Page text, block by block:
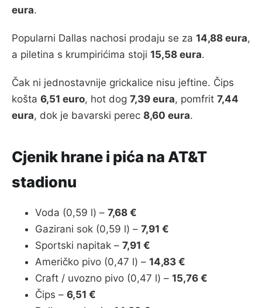
eura.
Popularni Dallas nachosi prodaju se za 14,88 eura,
a piletina s krumpirićima stoji 15,58 eura.
Čak ni jednostavnije grickalice nisu jeftine. Čips
košta 6,51 euro, hot dog 7,39 eura, pomfrit 7,44
eura, dok je bavarski perec 8,60 eura.
Cjenik hrane i pića na AT&T
stadionu
Voda (0,59 l) – 7,68 €
Gazirani sok (0,59 l) – 7,91 €
Sportski napitak – 7,91 €
Američko pivo (0,47 l) – 14,83 €
Craft / uvozno pivo (0,47 l) – 15,76 €
Čips – 6,51 €